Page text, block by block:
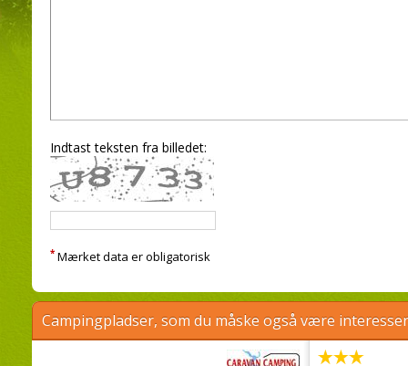
Indtast teksten fra billedet:
* Mærket data er obligatorisk
Campingpladser, som du måske også være